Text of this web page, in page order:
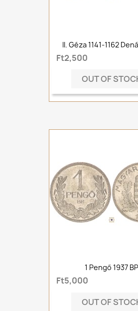
II. Géza 1141-1162
Ft2,500
OUT OF
1 Pengő 1937 BP
Ft5,000
OUT OF